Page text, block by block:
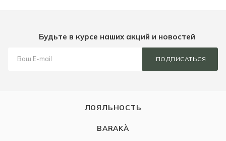
Будьте в курсе наших акций и новостей
ПОДПИСАТЬСЯ
ЛОЯЛЬНОСТЬ
BARAKÀ